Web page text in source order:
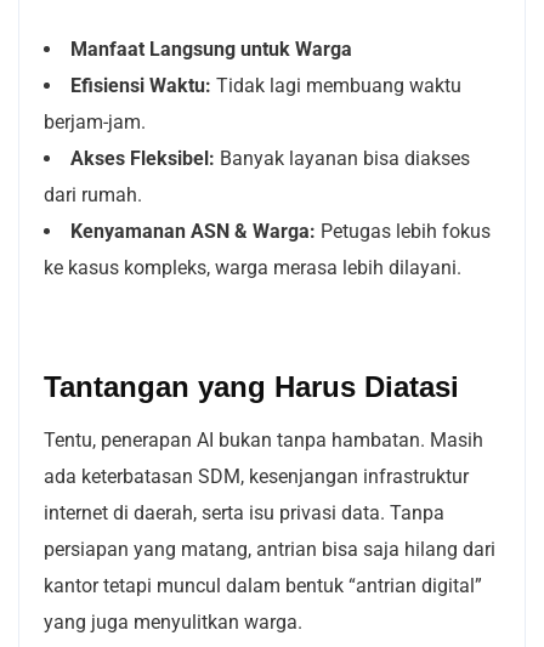
Manfaat Langsung untuk Warga
Efisiensi Waktu: Tidak lagi membuang waktu
berjam-jam.
Akses Fleksibel: Banyak layanan bisa diakses
dari rumah.
Kenyamanan ASN & Warga: Petugas lebih fokus
ke kasus kompleks, warga merasa lebih dilayani.
Tantangan yang Harus Diatasi
Tentu, penerapan AI bukan tanpa hambatan. Masih
ada keterbatasan SDM, kesenjangan infrastruktur
internet di daerah, serta isu privasi data. Tanpa
persiapan yang matang, antrian bisa saja hilang dari
kantor tetapi muncul dalam bentuk “antrian digital”
yang juga menyulitkan warga.